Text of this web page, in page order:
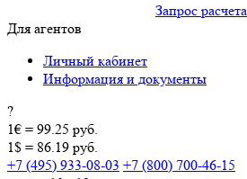
Запрос расчета
Для агентов
Личный кабинет
Информация и документы
?
1€ = 99.25 руб.
1$ = 86.19 руб.
+7 (495) 933-08-03 +7 (800) 700-46-15